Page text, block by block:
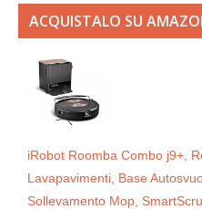
ACQUISTALO SU
iRobot Roomba Combo j9+,
Lavapavimenti, Base
Sollevamento Mop,